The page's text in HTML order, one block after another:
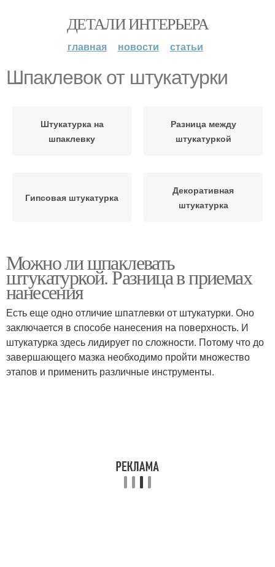
ДЕТАЛИ ИНТЕРЬЕРА
главная новости статьи
Шпаклевок от штукатурки
Штукатурка на
шпаклевку
Разница между
штукатуркой
Гипсовая штукатурка
Декоративная
штукатурка
Можно ли шпаклевать
штукатуркой. Разница в приемах
нанесения
Есть еще одно отличие шпатлевки от штукатурки. Оно
заключается в способе нанесения на поверхность. И
штукатурка здесь лидирует по сложности. Потому что до
завершающего мазка необходимо пройти множество
этапов и применить различные инструменты.